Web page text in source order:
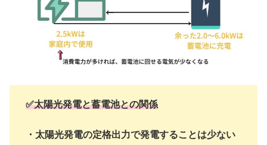
✅太陽光発電と蓄電池との関係
・太陽光発電の定格出力で発電することは少ない